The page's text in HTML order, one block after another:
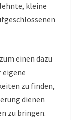
kleine
einen dazu
zu finden,
dienen
zu bringen.